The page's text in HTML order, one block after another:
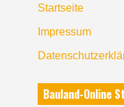
Startseite
Impressum
Bauland-Online